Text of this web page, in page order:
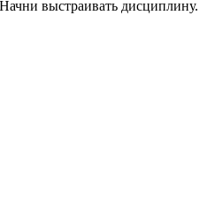
выстраивать дисциплину.